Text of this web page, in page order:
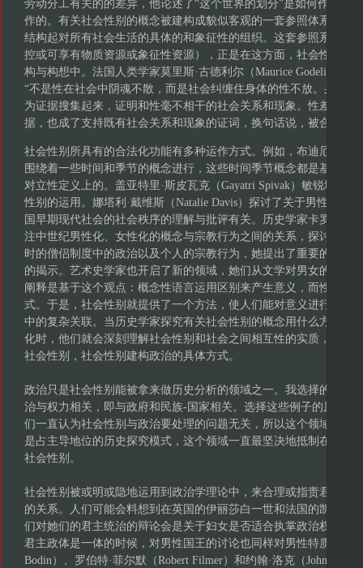
劳动分工有关的的差异，他论述了“这个世界的划分”是如何作为“根
作的。有关社会性别的概念被建构成貌似客观的一套参照体系，它
结构起对所有社会生活的具体的和象征性的组织。这套参照系确立
控或可享有物质资源或象征性资源），正是在这方面，社会性别深
构与构想中。法国人类学家莫里斯·古德利尔（Maurice Godelier）是
“不是性在社会中阴魂不散，而是社会纠缠住身体的性不放。身体
为证据搜集起来，证明和性毫不相干的社会关系和现象。性差异不
据，也成了支持既有社会关系和现象的证词，换句话说，被合法化
社会性别所具有的合法化功能有多种运作方式。例如，布迪厄指出
围绕着一些时间和季节的概念进行，这些时间季节概念都是基于对
对立性定义上的。盖亚特里·斯皮瓦克（Gayatri Spivak）敏锐地分
性别的运用。娜塔利·戴维斯（Natalie Davis）探讨了关于男性化的
国早期现代社会的社会秩序的理解与批评有关。历史学家卡罗琳·拜
注中世纪男性化、女性化的概念与宗教行为之间的关系，探讨了这
时的僧侣制度中的政治以及个人的宗教行为，她提出了重要的洞见
的揭示。艺术史学家也开启了新的领域，她们从文学对男女的描述
阐释是基于这个观点：概念性语言运用区别来产生意义，而性别差
式。于是，社会性别就提供了一个方法，使人们能对意义进行解码
中的复杂关联。当历史学家探究有关社会性别的概念用什么方式来
化时，他们就会深刻理解社会性别和社会之间相互性的实质，领悟
社会性别，社会性别建构政治的具体方式。
政治只是社会性别能被拿来做历史分析的领域之一。我选择的下述
治与权力相关，即与政府和民族-国家相关。选择这些例子的原因有
们一直认为社会性别与政治要处理的问题无关，所以这个领域历来
是占主导地位的历史探究模式，这个领域一直最坚决地抵制在史料
社会性别。
社会性别被或明或隐地运用到政治学理论中，来合理或指责君主制
的关系。人们可能会料想到在英国的伊丽莎白一世和法国的凯瑟琳·
们对她们的君主统治的辩论会是关于妇女是否适合执掌政治权力的
君主政体是一体的时候，对男性国王的讨论也同样对男性特质与女
Bodin）、罗伯特·菲尔默（Robert Filmer）和约翰·洛克（John